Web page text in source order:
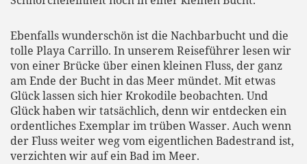
Ebenfalls wunderschön ist die Nachbarbucht und die
tolle Playa Carrillo. In unserem Reiseführer lesen wir
von einer Brücke über einen kleinen Fluss, der ganz
am Ende der Bucht in das Meer mündet. Mit etwas
Glück lassen sich hier Krokodile beobachten. Und
Glück haben wir tatsächlich, denn wir entdecken ein
ordentliches Exemplar im trüben Wasser. Auch wenn
der Fluss weiter weg vom eigentlichen Badestrand ist,
verzichten wir auf ein Bad im Meer.